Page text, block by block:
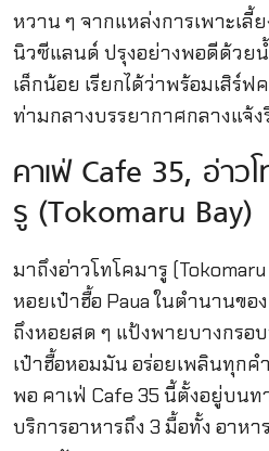
หวาน ๆ จากแหล่งการเพาะเลี้
นิวซีแลนด์ ปรุงอย่างพอดีด้วยน้
เล็กน้อย เรียกได้ว่าพร้อมเสิร์ฟ
ท่ามกลางบรรยากาศกลางแจ้
คาเฟ่ Cafe 35, อ่าวโ
รู (Tokomaru Bay)
มาถึงอ่าวโทโคมารู
หอยเป๋าฮื้อ Paua ในตำนานขอ
ถึงหอยสด ๆ แป้งพายบางกรอ
เป๋าฮื้อหอมมัน อร่อยเพลินทุกค
พอ คาเฟ่ Cafe 35 นี้ตั้งอยู่บนท
บริการอาหารถึง 3 มื้อทั้ง อาหา